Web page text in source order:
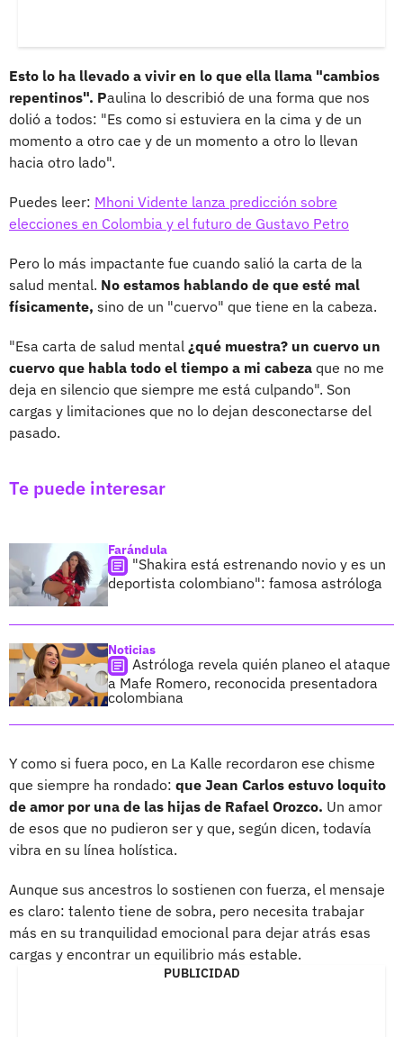
Esto lo ha llevado a vivir en lo que ella llama "cambios
repentinos". Paulina lo describió de una forma que nos
dolió a todos: "Es como si estuviera en la cima y de un
momento a otro cae y de un momento a otro lo llevan
hacia otro lado".
Puedes leer: Mhoni Vidente lanza predicción sobre
elecciones en Colombia y el futuro de Gustavo Petro
Pero lo más impactante fue cuando salió la carta de la
salud mental. No estamos hablando de que esté mal
físicamente, sino de un "cuervo" que tiene en la cabeza.
"Esa carta de salud mental ¿qué muestra? un cuervo un
cuervo que habla todo el tiempo a mi cabeza que no me
deja en silencio que siempre me está culpando". Son
cargas y limitaciones que no lo dejan desconectarse del
pasado.
Te puede interesar
Farándula
"Shakira está estrenando novio y es un
deportista colombiano": famosa astróloga
Noticias
Astróloga revela quién planeo el ataque
a Mafe Romero, reconocida presentadora
colombiana
Y como si fuera poco, en La Kalle recordaron ese chisme
que siempre ha rondado: que Jean Carlos estuvo loquito
de amor por una de las hijas de Rafael Orozco. Un amor
de esos que no pudieron ser y que, según dicen, todavía
vibra en su línea holística.
Aunque sus ancestros lo sostienen con fuerza, el mensaje
es claro: talento tiene de sobra, pero necesita trabajar
más en su tranquilidad emocional para dejar atrás esas
cargas y encontrar un equilibrio más estable.
PUBLICIDAD